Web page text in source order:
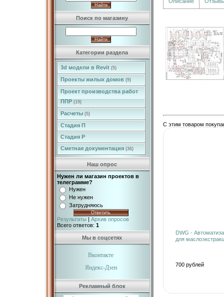
Поиск по магазину
Категории раздела
3d модели в Revit (5)
Проекты жилых домов (9)
Проект производства работ
ППР (19)
Расчеты (5)
Стадия П
Стадия Р
Сметная документация (36)
Наш опрос
Нужен ли магазин проектов в
телеграмме?
Нужен
Не нужен
Затрудняюсь
Результаты | Архив опросов
Всего ответов: 1
Мы в соцсетях
Вконтакте
Яндекс-Дзен
Рекламный блок
С этим товаром
DWG -
для
700 рублей